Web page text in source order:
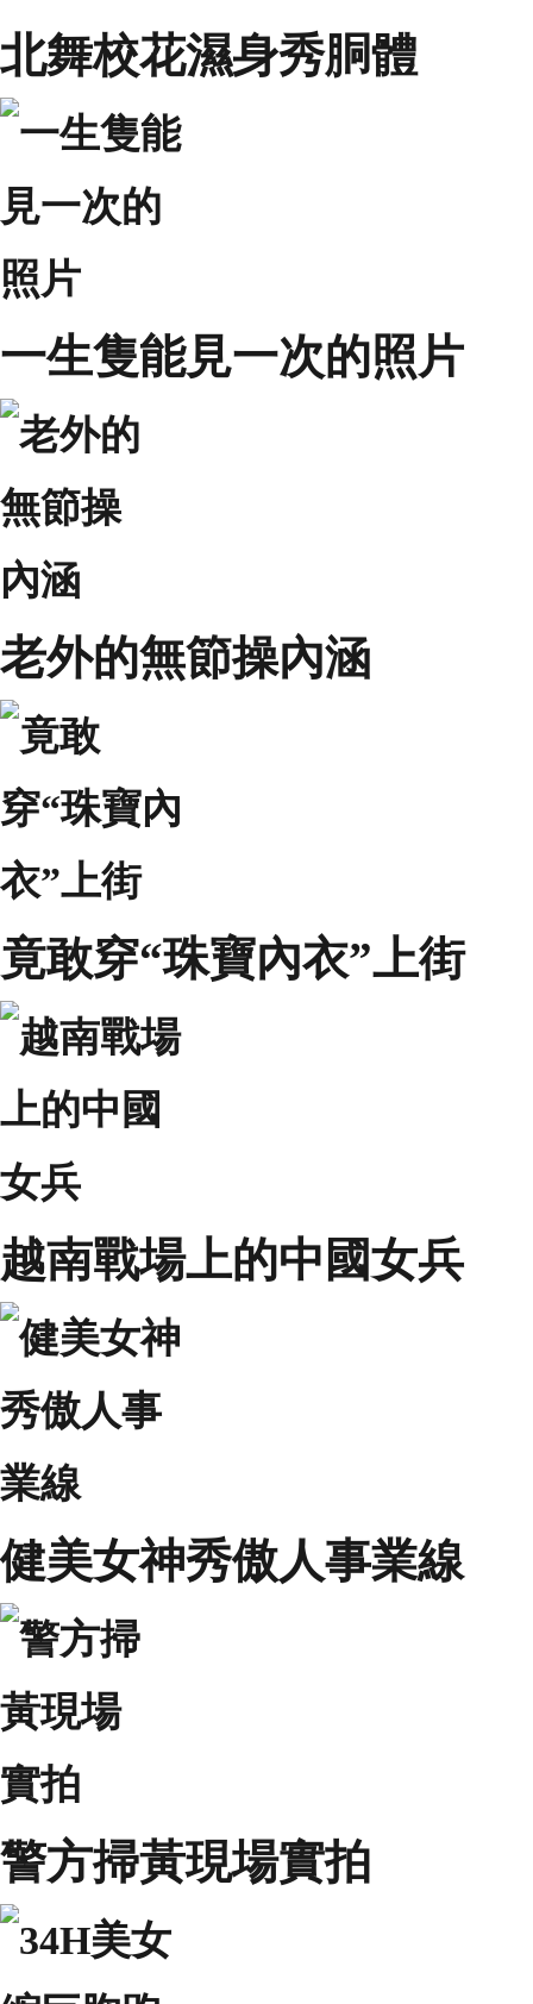
北舞校花濕身秀胴體
一生隻能見一次的照片
老外的無節操內涵
竟敢穿“珠寶內衣”上街
越南戰場上的中國女兵
健美女神秀傲人事業線
警方掃黃現場實拍